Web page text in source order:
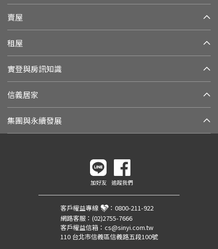
賣屋
租屋
實登與房訊知識
信義居家
集團與永續發展
加好友 追蹤我們
客戶權益專線 ： 0800-211-922
網路客服： (02)2755-7666
客戶權益信箱： cs@sinyi.com.tw
110 台北市信義區信義路五段100號